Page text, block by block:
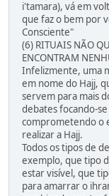
i'tamara), vá em
que faz o bem por
Consciente"
(6) RITUAIS NÃO
ENCONTRAM
Infelizmente, uma
em nome do Hajj,
servem para mais
debates focando-
comprometendo o
realizar a Hajj.
Todos os tipos de
exemplo, que tipo
estar visível, que
para amarrar o